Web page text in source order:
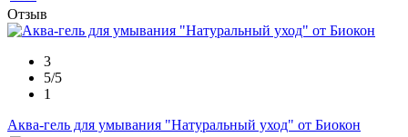
Отзыв
3
5/5
1
Аква-гель для умывания "Натуральный уход" от Биокон